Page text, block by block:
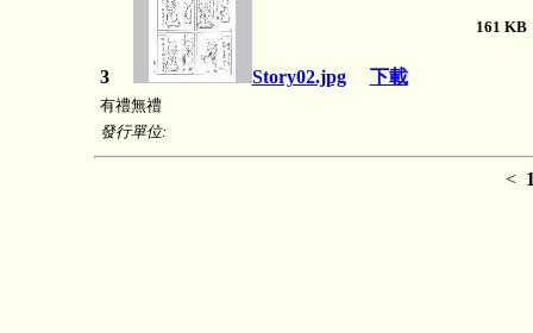
3 Story02.jpg 下載
161
有禮無禮
發行單位:
<